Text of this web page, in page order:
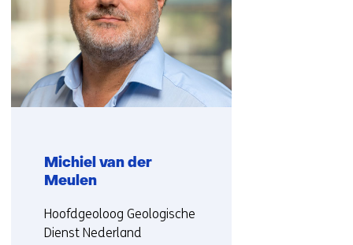
op)
Michiel van der
Meulen
Functie:
Hoofdgeoloog Geologische
Dienst Nederland